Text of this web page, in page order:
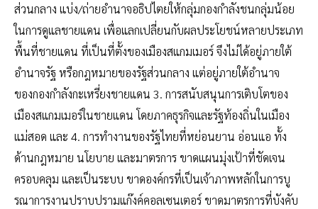
ส่วนกลาง แบ่ง/ถ่ายอำนาจอธิปไตยให้กลุ่มกองกำลังชนกลุ่มน้อย
ในการดูแลชายแดน เพื่อแลกเปลี่ยนกับผลประโยชน์หลายประเภท
พื้นที่ชายแดน ที่เป็นที่ตั้งของเมืองสแกมเมอร์ จึงไม่ได้อยู่ภายใต้
อำนาจรัฐ หรือกฎหมายของรัฐส่วนกลาง แต่อยู่ภายใต้อำนาจ
ของกองกำลังกะเหรี่ยงชายแดน 3. การสนับสนุนการเติบโตของ
เมืองสแกมเมอร์ในชายแดน โดยภาคธุรกิจและรัฐท้องถิ่นในเมือง
แม่สอด และ 4. การทำงานของรัฐไทยที่หย่อนยาน อ่อนแอ ทั้ง
ด้านกฎหมาย นโยบาย และมาตรการ ขาดแผนมุ่งเป้าที่ชัดเจน
ครอบคลุม และเป็นระบบ ขาดองค์กรที่เป็นเจ้าภาพหลักในการบู
รณาการงานปราบปรามแก๊งค์คอลเซนเตอร์ ขาดมาตรการที่บังคับ